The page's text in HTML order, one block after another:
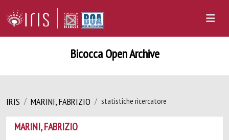
Bicocca Open Archive
IRIS MARINI, FABRIZIO statistiche ricercatore
MARINI, FABRIZIO